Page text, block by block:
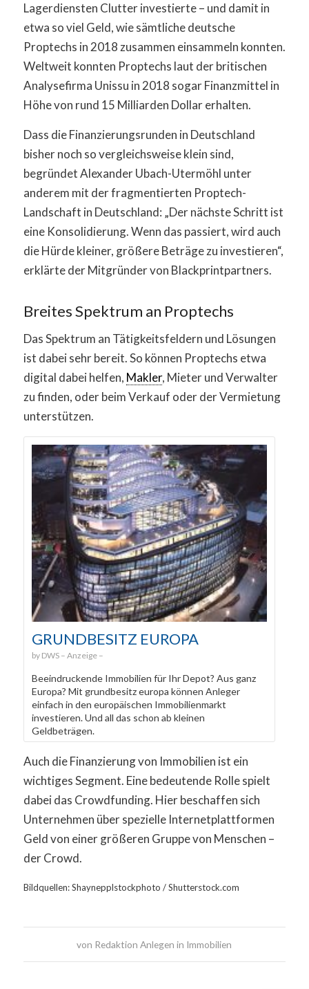
Lagerdiensten Clutter investierte – und damit in
etwa so viel Geld, wie sämtliche deutsche
Proptechs in 2018 zusammen einsammeln konnten.
Weltweit konnten Proptechs laut der britischen
Analysefirma Unissu in 2018 sogar Finanzmittel in
Höhe von rund 15 Milliarden Dollar erhalten.
Dass die Finanzierungsrunden in Deutschland
bisher noch so vergleichsweise klein sind,
begründet Alexander Ubach-Utermöhl unter
anderem mit der fragmentierten Proptech-
Landschaft in Deutschland: „Der nächste Schritt ist
eine Konsolidierung. Wenn das passiert, wird auch
die Hürde kleiner, größere Beträge zu investieren“,
erklärte der Mitgründer von Blackprintpartners.
Breites Spektrum an Proptechs
Das Spektrum an Tätigkeitsfeldern und Lösungen
ist dabei sehr bereit. So können Proptechs etwa
digital dabei helfen, Makler, Mieter und Verwalter
zu finden, oder beim Verkauf oder der Vermietung
unterstützen.
GRUNDBESITZ EUROPA
DWS
Beeindruckende Immobilien für Ihr Depot? Aus ganz
Europa? Mit grundbesitz europa können Anleger
einfach in den europäischen Immobilienmarkt
investieren. Und all das schon ab kleinen
Geldbeträgen.
Auch die Finanzierung von Immobilien ist ein
wichtiges Segment. Eine bedeutende Rolle spielt
dabei das Crowdfunding. Hier beschaffen sich
Unternehmen über spezielle Internetplattformen
Geld von einer größeren Gruppe von Menschen –
der Crowd.
Bildquellen: Shaynepplstockphoto / Shutterstock.com
von Redaktion Anlegen in Immobilien